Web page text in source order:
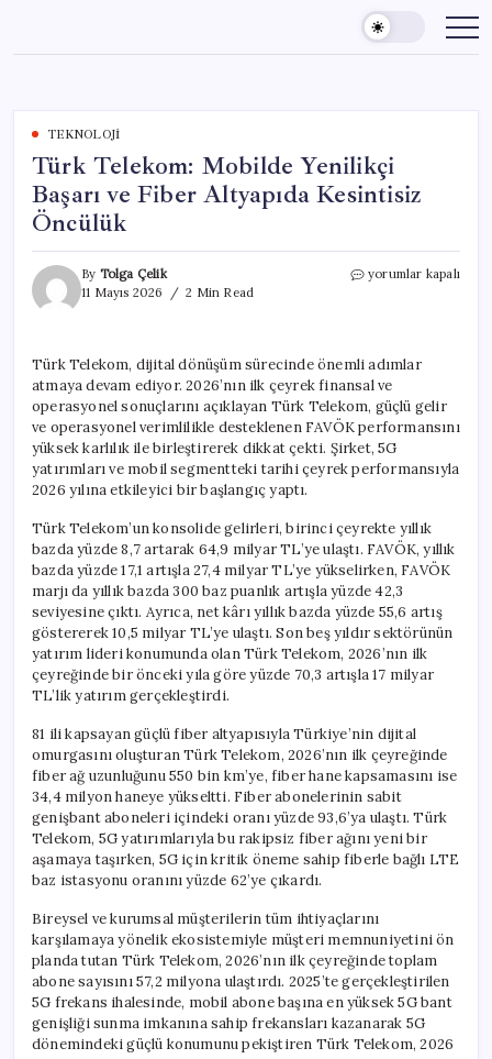
content
TEKNOLOJI
Türk Telekom: Mobilde Yenilikçi
Başarı ve Fiber Altyapıda Kesintisiz
Öncülük
By Tolga Çelik
11 Mayıs 2026
2 Min Read
Türk
ve
Fiber
Altyapıda
Kesintisiz
Öncülük
için
yorumlar kapalı
Türk Telekom, dijital dönüşüm sürecinde önemli adımlar
atmaya devam ediyor. 2026’nın ilk çeyrek finansal ve
operasyonel sonuçlarını açıklayan Türk Telekom, güçlü gelir
ve operasyonel verimlilikle desteklenen FAVÖK performansını
yüksek karlılık ile birleştirerek dikkat çekti. Şirket, 5G
yatırımları ve mobil segmentteki tarihi çeyrek performansıyla
2026 yılına etkileyici bir başlangıç yaptı.
Türk Telekom’un konsolide gelirleri, birinci çeyrekte yıllık
bazda yüzde 8,7 artarak 64,9 milyar TL’ye ulaştı. FAVÖK, yıllık
bazda yüzde 17,1 artışla 27,4 milyar TL’ye yükselirken, FAVÖK
marjı da yıllık bazda 300 baz puanlık artışla yüzde 42,3
seviyesine çıktı. Ayrıca, net kârı yıllık bazda yüzde 55,6 artış
göstererek 10,5 milyar TL’ye ulaştı. Son beş yıldır sektörünün
yatırım lideri konumunda olan Türk Telekom, 2026’nın ilk
çeyreğinde bir önceki yıla göre yüzde 70,3 artışla 17 milyar
TL’lik yatırım gerçekleştirdi.
81 ili kapsayan güçlü fiber altyapısıyla Türkiye’nin dijital
omurgasını oluşturan Türk Telekom, 2026’nın ilk çeyreğinde
fiber ağ uzunluğunu 550 bin km’ye, fiber hane kapsamasını ise
34,4 milyon haneye yükseltti. Fiber abonelerinin sabit
genişbant aboneleri içindeki oranı yüzde 93,6’ya ulaştı. Türk
Telekom, 5G yatırımlarıyla bu rakipsiz fiber ağını yeni bir
aşamaya taşırken, 5G için kritik öneme sahip fiberle bağlı LTE
baz istasyonu oranını yüzde 62’ye çıkardı.
Bireysel ve kurumsal müşterilerin tüm ihtiyaçlarını
karşılamaya yönelik ekosistemiyle müşteri memnuniyetini ön
planda tutan Türk Telekom, 2026’nın ilk çeyreğinde toplam
abone sayısını 57,2 milyona ulaştırdı. 2025’te gerçekleştirilen
5G frekans ihalesinde, mobil abone başına en yüksek 5G bant
genişliği sunma imkanına sahip frekansları kazanarak 5G
dönemindeki güçlü konumunu pekiştiren Türk Telekom, 2026